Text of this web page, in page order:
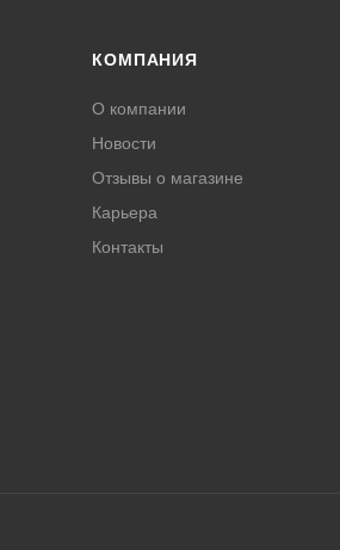
КОМПАНИЯ
О компании
Новости
Отзывы о магазине
Карьера
Контакты